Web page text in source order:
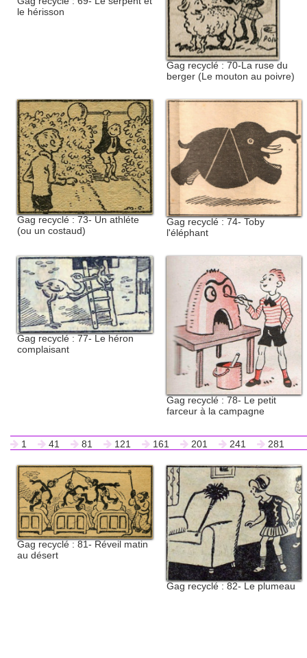
le hérisson
Gag recyclé : 70-La ruse du
berger (Le mouton au poivre)
Gag recyclé : 73- Un athléte
(ou un costaud)
Gag recyclé : 74- Toby
l'éléphant
Gag recyclé : 77- Le héron
complaisant
Gag recyclé : 78- Le petit
farceur à la campagne
1 41 81 121 161 201 241 281
Gag recyclé : 81- Réveil matin
au désert
Gag recyclé : 82- Le plumeau